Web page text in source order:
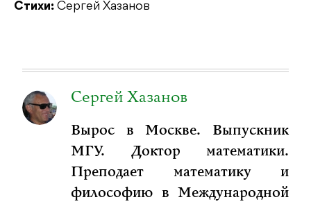
Стихи: Сергей Хазанов
Сергей Хазанов
Вырос в Москве. Выпускник
МГУ. Доктор математики.
Преподает математику и
философию в Международной